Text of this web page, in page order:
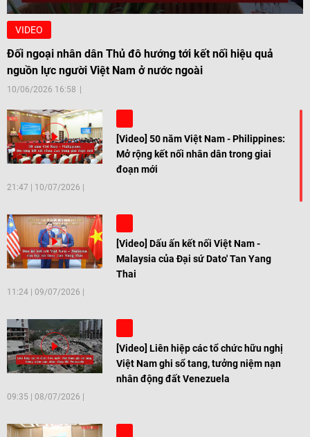
VIDEO
Đối ngoại nhân dân Thủ đô hướng tới kết nối hiệu quả
nguồn lực người Việt Nam ở nước ngoài
10/06/2026 16:58
[Video] 50 năm Việt Nam - Philippines:
Mở rộng kết nối nhân dân trong giai
đoạn mới
21:47 10/07/2026
[Video] Dấu ấn kết nối Việt Nam -
Malaysia của Đại sứ Dato' Tan Yang
Thai
11:24 09/07/2026
[Video] Liên hiệp các tổ chức hữu nghị
Việt Nam ghi sổ tang, tưởng niệm nạn
nhân động đất Venezuela
09:35 08/07/2026